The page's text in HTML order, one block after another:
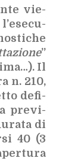
vie­
”
Il
n. 210,
de­fi­
pre­vi­
di
40 (3